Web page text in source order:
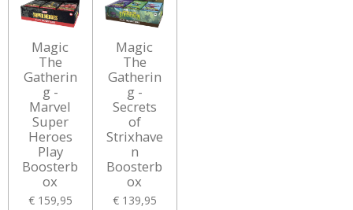
Magic
The
Gatherin
g -
Marvel
Super
Heroes
Play
Boosterb
ox
€ 159,95
Magic
The
Gatherin
g -
Secrets
of
Strixhave
n
Boosterb
ox
€ 139,95